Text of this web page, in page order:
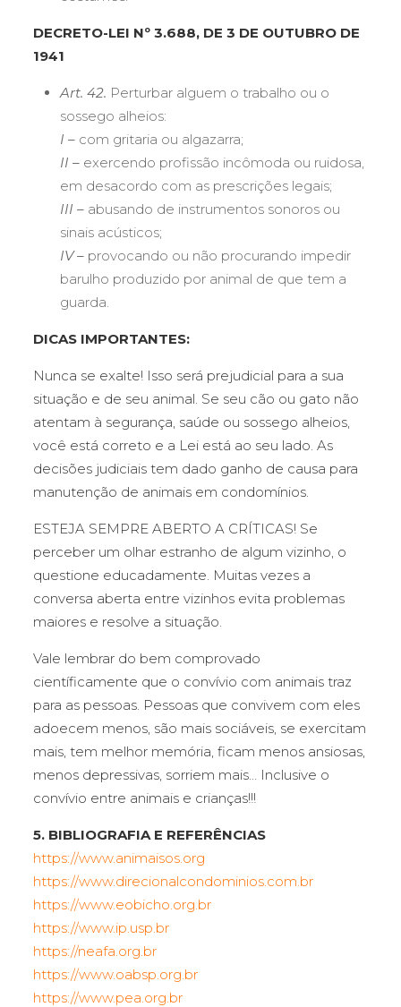
DECRETO-LEI Nº 3.688, DE 3 DE OUTUBRO DE
1941
Art. 42. Perturbar alguem o trabalho ou o
sossego alheios:
I –com gritaria ou algazarra;
II –exercendo profissão incômoda ou ruidosa,
em desacordo com as prescrições legais;
III –abusando de instrumentos sonoros ou
sinais acústicos;
IV –provocando ou não procurando impedir
barulho produzido por animal de que tem a
guarda.
DICAS IMPORTANTES:
Nunca se exalte! Isso será prejudicial para a sua
situação e de seu animal. Se seu cão ou gato não
atentam à segurança, saúde ou sossego alheios,
você está correto e a Lei está ao seu lado. As
decisões judiciais tem dado ganho de causa para
manutenção de animais em condomínios.
ESTEJA SEMPRE ABERTO A CRÍTICAS! Se
perceber um olhar estranho de algum vizinho, o
questione educadamente. Muitas vezes a
conversa aberta entre vizinhos evita problemas
maiores e resolve a situação.
Vale lembrar do bem comprovado
científicamente que o convívio com animais traz
para as pessoas. Pessoas que convivem com eles
adoecem menos, são mais sociáveis, se exercitam
mais, tem melhor memória, ficam menos ansiosas,
menos depressivas, sorriem mais… Inclusive o
convívio entre animais e crianças!!!
5. BIBLIOGRAFIA E REFERÊNCIAS
https://www.animaisos.org
https://www.direcionalcondominios.com.br
https://www.eobicho.org.br
https://www.ip.usp.br
https://neafa.org.br
https://www.oabsp.org.br
https://www.pea.org.br